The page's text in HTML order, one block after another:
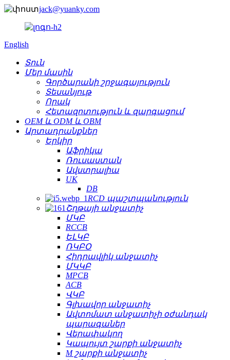
jack@yuanky.com
English
Տուն
Մեր մասին
Գործարանի շրջագայություն
Տեսանյութ
Որակ
Հետազոտություն և զարգացում
OEM և ODM և OBM
Արտադրանքներ
Երկիր
Աֆրիկա
Ռուսաստան
Ավստրալիա
UK
DB
RCD պաշտպանություն
Շղթայի անջատիչ
ՄԿԲ
RCCB
ԵԼԿԲ
ՌԿԲՕ
Հիդրավլիկ անջատիչ
ՄԿԿԲ
MPCB
ACB
ՎԿԲ
Գլխավոր անջատիչ
Ավտոմատ անջատիչի օժանդակ
պարագաներ
Վերափակող
Կապույտ շարքի անջատիչ
M շարքի անջատիչ